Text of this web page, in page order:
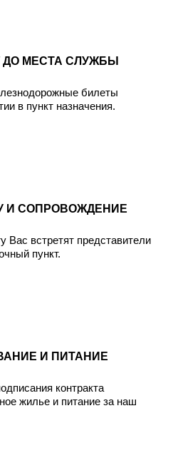
МЕСТА СЛУЖБЫ
билеты
в пункт назначения.
И СОПРОВОЖДЕНИЕ
Вас встретят представители
пункт.
И ПИТАНИЕ
контракта
жилье и питание за наш